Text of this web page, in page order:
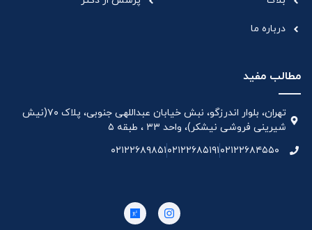
درباره ما
مطالب مفید
تهران، بلوار اندرزگو، نبش خیابان عبداللهی جنوبی، پلاک ۷۰(نیش
شیرینی فروشی نیشکر)، واحد ۳۳ ، طبقه ۵
۰۲۱۲۲۶۸۴۵۵۰۰۲۱۲۲۶۸۵۱۹۱۰۲۱۲۲۶۸۹۸۵۱